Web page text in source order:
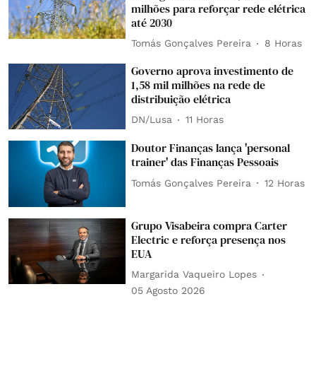
milhões para reforçar rede elétrica
até 2030
Tomás Gonçalves Pereira 8 Horas
Governo aprova investimento de
1,58 mil milhões na rede de
distribuição elétrica
DN/Lusa 11 Horas
Doutor Finanças lança 'personal
trainer' das Finanças Pessoais
Tomás Gonçalves Pereira 12 Horas
Grupo Visabeira compra Carter
Electric e reforça presença nos
EUA
Margarida Vaqueiro Lopes
05 Agosto 2026